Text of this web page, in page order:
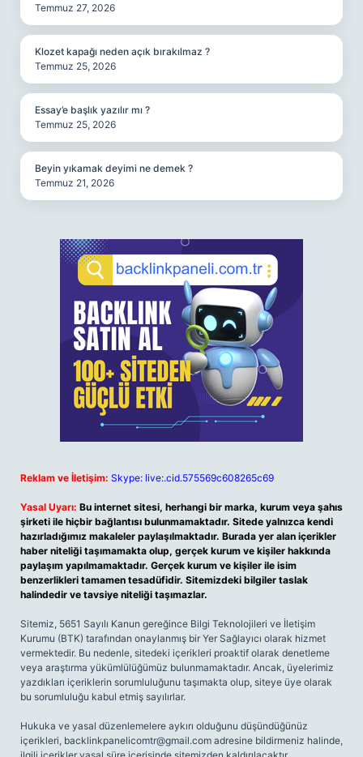
Temmuz 27, 2026
Klozet kapağı neden açık bırakılmaz ?
Temmuz 25, 2026
Essay’e başlık yazılır mı ?
Temmuz 25, 2026
Beyin yıkamak deyimi ne demek ?
Temmuz 21, 2026
Reklam ve İletişim: Skype: live:.cid.575569c608265c69
Yasal Uyarı: Bu internet sitesi, herhangi bir marka, kurum veya şahıs
şirketi ile hiçbir bağlantısı bulunmamaktadır. Sitede yalnızca kendi
hazırladığımız makaleler paylaşılmaktadır. Burada yer alan içerikler
haber niteliği taşımamakta olup, gerçek kurum ve kişiler hakkında
paylaşım yapılmamaktadır. Gerçek kurum ve kişiler ile isim
benzerlikleri tamamen tesadüfidir. Sitemizdeki bilgiler taslak
halindedir ve tavsiye niteliği taşımazlar.
Sitemiz, 5651 Sayılı Kanun gereğince Bilgi Teknolojileri ve İletişim
Kurumu (BTK) tarafından onaylanmış bir Yer Sağlayıcı olarak hizmet
vermektedir. Bu nedenle, sitedeki içerikleri proaktif olarak denetleme
veya araştırma yükümlülüğümüz bulunmamaktadır. Ancak, üyelerimiz
yazdıkları içeriklerin sorumluluğunu taşımakta olup, siteye üye olarak
bu sorumluluğu kabul etmiş sayılırlar.
Hukuka ve yasal düzenlemelere aykırı olduğunu düşündüğünüz
içerikleri, backlinkpanelicomtr@gmail.com adresine bildirmeniz halinde,